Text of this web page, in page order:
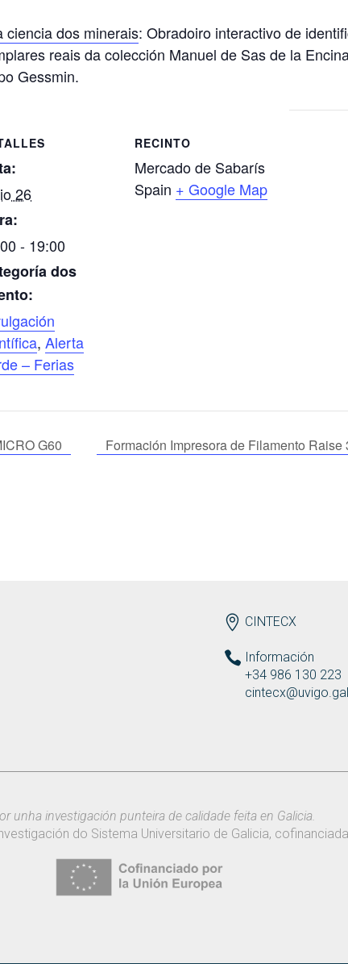
ciencia dos minerais: Obradoiro interactivo de
reais da colección Manuel de Sas de la
Gessmin.
26
- 19:00
dos
, Alerta
– Ferias
RECINTO
Mercado de Sabarís
Spain + Google Map
G60 Formación Impresora de Filamento
ENDEREZOCINTECX
Información
+34 986 130 223
cintecx@uvigo.gal
unha investigación punteira de calidade feita en Galicia.
do Sistema Universitario de Galicia,